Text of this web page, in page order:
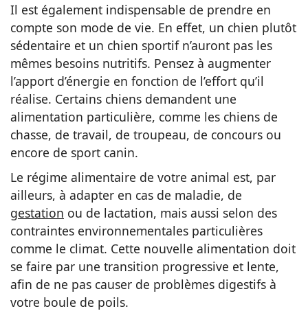
Il est également indispensable de prendre en
compte son mode de vie. En effet, un chien plutôt
sédentaire et un chien sportif n’auront pas les
mêmes besoins nutritifs. Pensez à augmenter
l’apport d’énergie en fonction de l’effort qu’il
réalise. Certains chiens demandent une
alimentation particulière, comme les chiens de
chasse, de travail, de troupeau, de concours ou
encore de sport canin.
Le régime alimentaire de votre animal est, par
ailleurs, à adapter en cas de maladie, de
gestation ou de lactation, mais aussi selon des
contraintes environnementales particulières
comme le climat. Cette nouvelle alimentation doit
se faire par une transition progressive et lente,
afin de ne pas causer de problèmes digestifs à
votre boule de poils.